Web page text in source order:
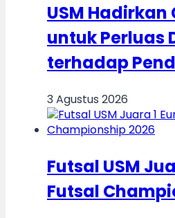
USM
untuk Perluas
terhadap
3 Agustus 2026
Futsal USM
Futsal